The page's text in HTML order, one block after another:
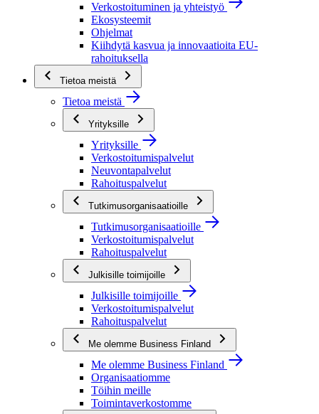
Verkostoituminen ja yhteistyö
Ekosysteemit
Ohjelmat
Kiihdytä kasvua ja innovaatioita EU-
rahoituksella
Tietoa meistä
Tietoa meistä
Yrityksille
Yrityksille
Verkostoitumispalvelut
Neuvontapalvelut
Rahoituspalvelut
Tutkimusorganisaatioille
Tutkimusorganisaatioille
Verkostoitumispalvelut
Rahoituspalvelut
Julkisille toimijoille
Julkisille toimijoille
Verkostoitumispalvelut
Rahoituspalvelut
Me olemme Business Finland
Me olemme Business Finland
Organisaatiomme
Töihin meille
Toimintaverkostomme